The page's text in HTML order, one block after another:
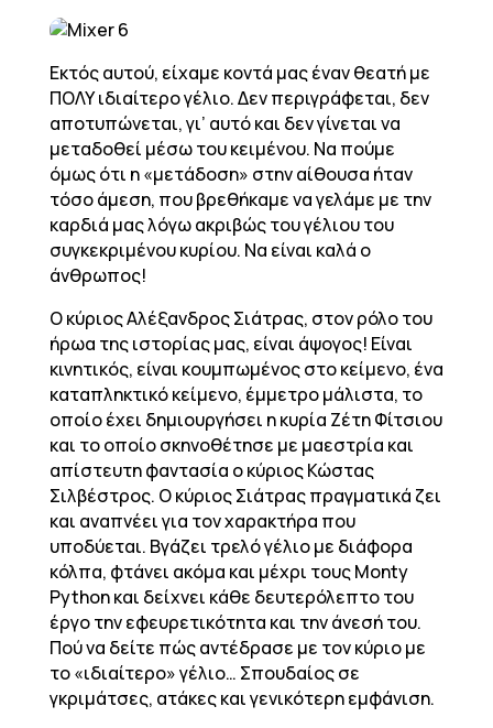
Εκτός αυτού, είχαμε κοντά μας έναν θεατή με
ΠΟΛΥ ιδιαίτερο γέλιο. Δεν περιγράφεται, δεν
αποτυπώνεται, γι’ αυτό και δεν γίνεται να
μεταδοθεί μέσω του κειμένου. Να πούμε
όμως ότι η «μετάδοση» στην αίθουσα ήταν
τόσο άμεση, που βρεθήκαμε να γελάμε με την
καρδιά μας λόγω ακριβώς του γέλιου του
συγκεκριμένου κυρίου. Να είναι καλά ο
άνθρωπος!
Ο κύριος Αλέξανδρος Σιάτρας, στον ρόλο του
ήρωα της ιστορίας μας, είναι άψογος! Είναι
κινητικός, είναι κουμπωμένος στο κείμενο, ένα
καταπληκτικό κείμενο, έμμετρο μάλιστα, το
οποίο έχει δημιουργήσει η κυρία Ζέτη Φίτσιου
και το οποίο σκηνοθέτησε με μαεστρία και
απίστευτη φαντασία ο κύριος Κώστας
Σιλβέστρος. Ο κύριος Σιάτρας πραγματικά ζει
και αναπνέει για τον χαρακτήρα που
υποδύεται. Βγάζει τρελό γέλιο με διάφορα
κόλπα, φτάνει ακόμα και μέχρι τους Monty
Python και δείχνει κάθε δευτερόλεπτο του
έργο την εφευρετικότητα και την άνεσή του.
Πού να δείτε πώς αντέδρασε με τον κύριο με
το «ιδιαίτερο» γέλιο… Σπουδαίος σε
γκριμάτσες, ατάκες και γενικότερη εμφάνιση.